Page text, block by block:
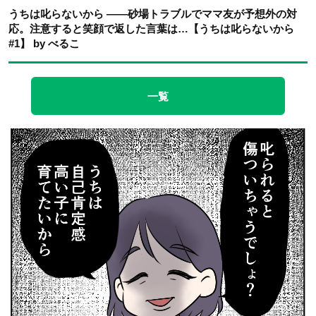
うちは叱らないから ――砂場トラブルでママ友が予想外の対
応。注意すると笑顔で返した言葉は…【うちは叱らないから
#1】 by べるこ
一覧